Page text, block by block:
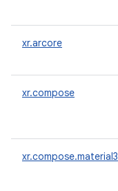
xr.arcore
xr.compose
xr.compose.material3